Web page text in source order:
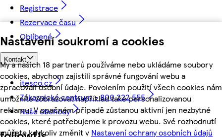
Nastavení soukromí a cookies
My a našich 18 partnerů používáme nebo ukládáme soubory
cookies, abychom zajistili správné fungování webu a
zpracovali osobní údaje. Povolením použití všech cookies nám
umožníte zobrazovat například také personalizovanou
reklamu. V opačném případě zůstanou aktivní jen nezbytné
cookies, které potřebujeme k provozu webu. Své rozhodnutí
můžete kdykoliv změnit v Nastavení ochrany osobních údajů
Registrace
Rezervace času
Oblíbené
Kontakt
itesco.cz
Zákaznické centrum - 800 222 555
Naše obchody